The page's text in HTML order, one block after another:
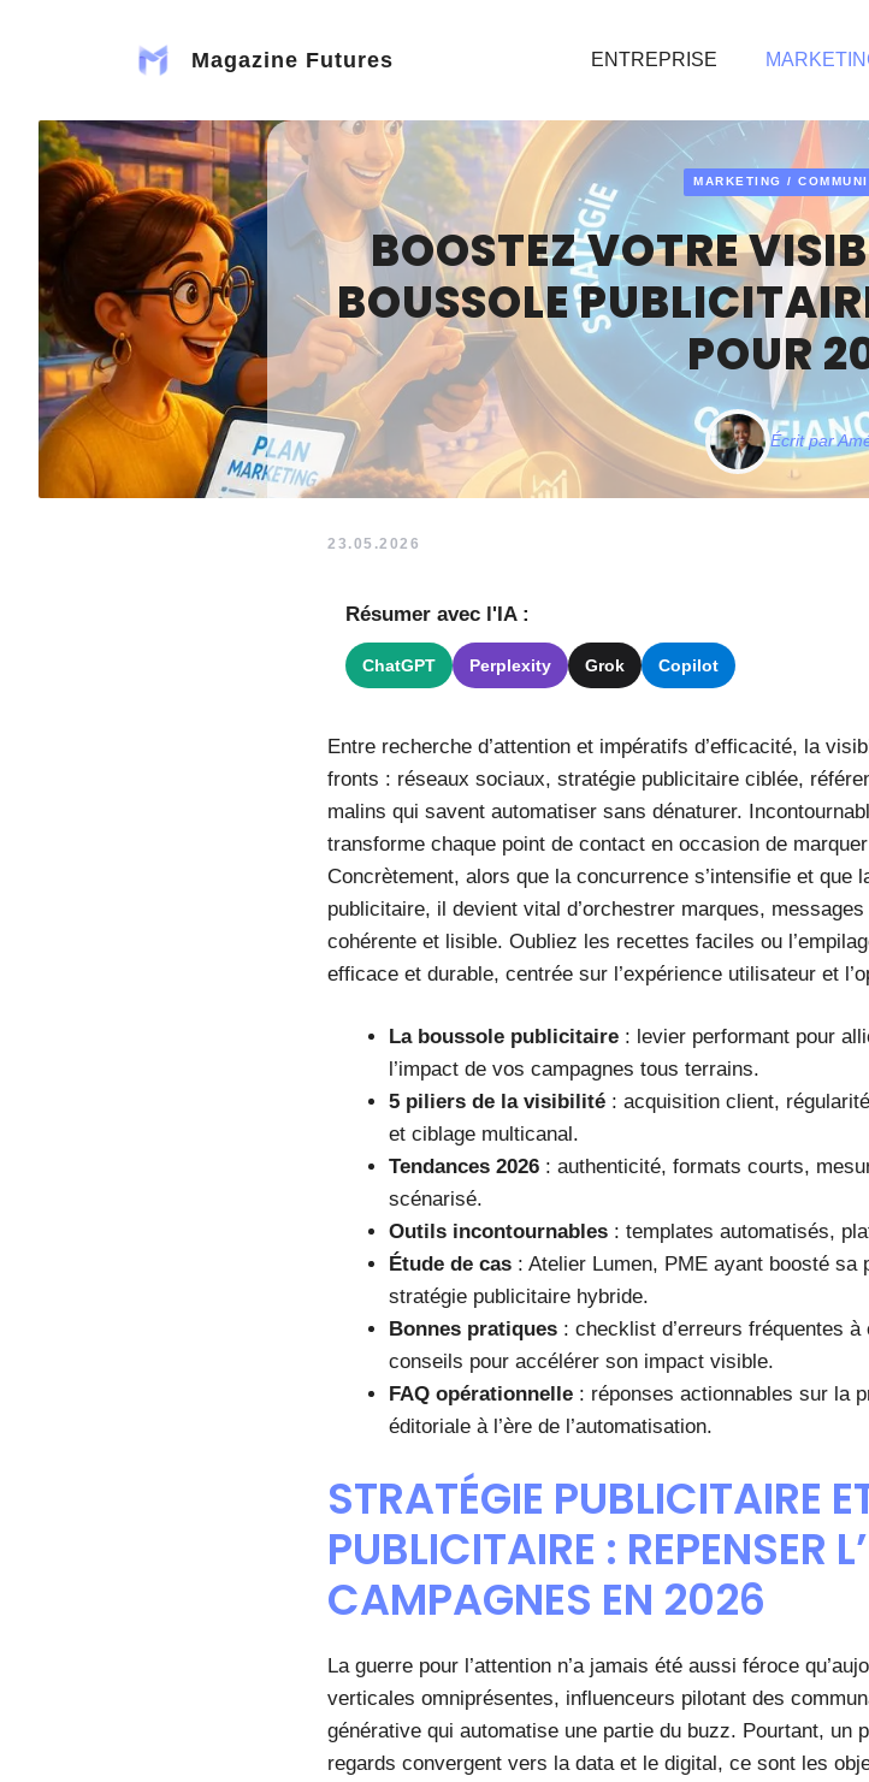
Magazine Futures ENTREPRISE
MARKETING /
BOOSTEZ VOTRE
BOUSSOLE
POUR
Écrit par
23.05.2026
Résumer avec l'IA :
ChatGPT Perplexity Grok Copilot
Entre recherche d’attention et impératifs d’efficacité, la
fronts : réseaux sociaux, stratégie publicitaire ciblée,
malins qui savent automatiser sans dénaturer.
transforme chaque point de contact en occasion de
Concrètement, alors que la concurrence s’intensifie et que
publicitaire, il devient vital d’orchestrer marques,
cohérente et lisible. Oubliez les recettes faciles ou
efficace et durable, centrée sur l’expérience utilisateur et
La boussole publicitaire : levier performant pour
l’impact de vos campagnes tous terrains.
5 piliers de la visibilité : acquisition client,
et ciblage multicanal.
Tendances 2026 : authenticité, formats courts,
scénarisé.
Outils incontournables : templates automatisés,
Étude de cas : Atelier Lumen, PME ayant boosté
stratégie publicitaire hybride.
Bonnes pratiques : checklist d’erreurs fréquentes
conseils pour accélérer son impact visible.
FAQ opérationnelle : réponses actionnables sur la
éditoriale à l’ère de l’automatisation.
STRATÉGIE PUBLICITAIRE
PUBLICITAIRE : REPENSER
CAMPAGNES EN 2026
La guerre pour l’attention n’a jamais été aussi féroce
verticales omniprésentes, influenceurs pilotant des
générative qui automatise une partie du buzz. Pourtant, un
regards convergent vers la data et le digital, ce sont les